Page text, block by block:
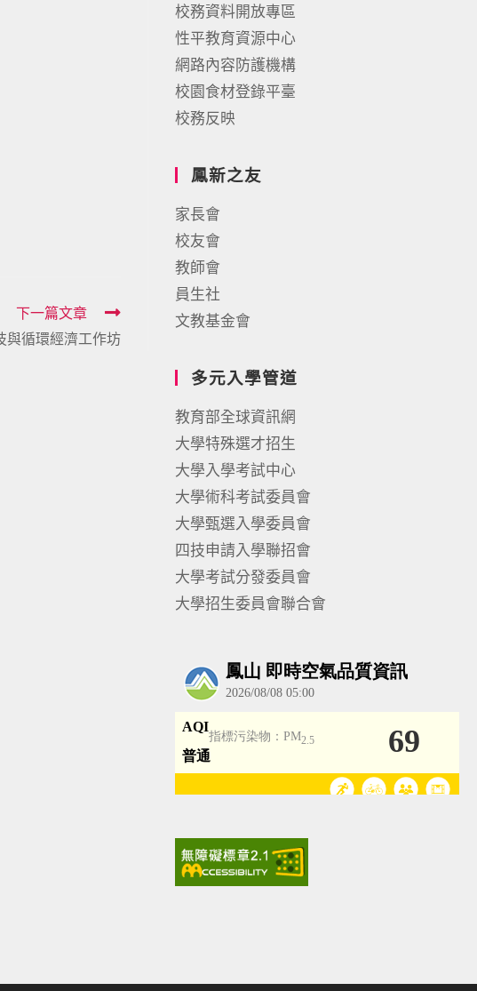
下一篇文章
與循環經濟工作坊
校務資料開放專區
性平教育資源中心
網路內容防護機構
校園食材登錄平臺
校務反映
鳳新之友
家長會
校友會
教師會
員生社
文教基金會
多元入學管道
教育部全球資訊網
大學特殊選才招生
大學入學考試中心
大學術科考試委員會
大學甄選入學委員會
四技申請入學聯招會
大學考試分發委員會
大學招生委員會聯合會